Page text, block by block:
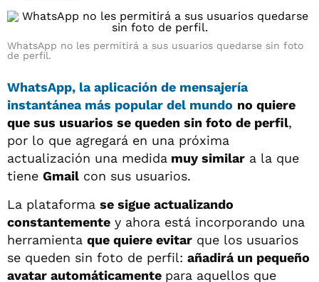
WhatsApp no les permitirá a sus usuarios quedarse sin foto
de perfil.
WhatsApp, la aplicación de mensajería
instantánea más popular del mundo no quiere
que sus usuarios se queden sin foto de perfil,
por lo que agregará en una próxima
actualización una medida muy similar a la que
tiene Gmail con sus usuarios.
La plataforma se sigue actualizando
constantemente y ahora está incorporando una
herramienta que quiere evitar que los usuarios
se queden sin foto de perfil: añadirá un pequeño
avatar automáticamente para aquellos que